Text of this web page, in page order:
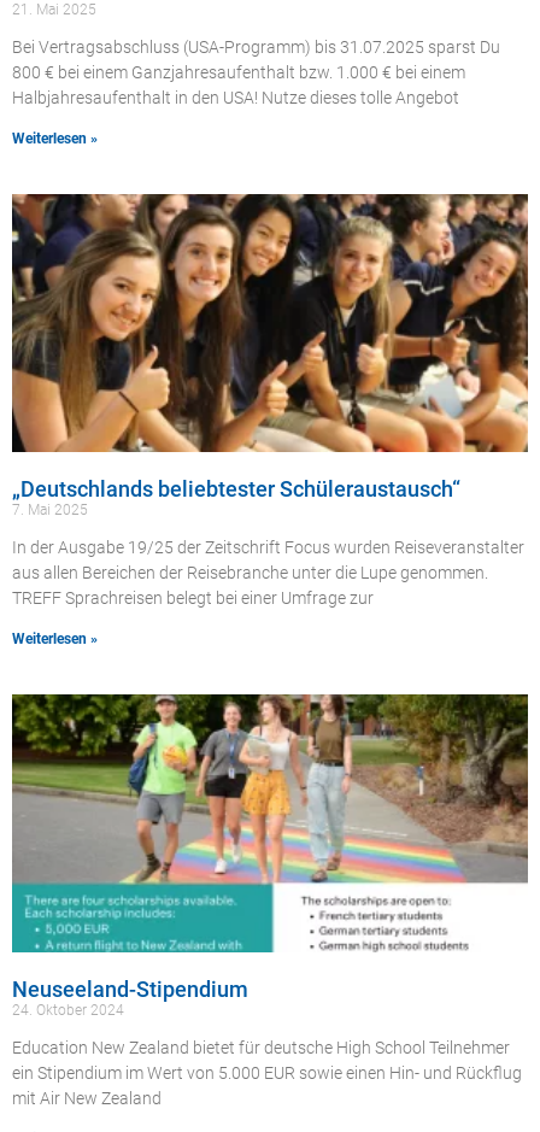
21. Mai 2025
Bei Vertragsabschluss (USA-Programm) bis 31.07.2025 sparst Du
800 € bei einem Ganzjahresaufenthalt bzw. 1.000 € bei einem
Halbjahresaufenthalt in den USA! Nutze dieses tolle Angebot
Weiterlesen »
„Deutschlands beliebtester Schüleraustausch“
7. Mai 2025
In der Ausgabe 19/25 der Zeitschrift Focus wurden Reiseveranstalter
aus allen Bereichen der Reisebranche unter die Lupe genommen.
TREFF Sprachreisen belegt bei einer Umfrage zur
Weiterlesen »
Neuseeland-Stipendium
24. Oktober 2024
Education New Zealand bietet für deutsche High School Teilnehmer
ein Stipendium im Wert von 5.000 EUR sowie einen Hin- und Rückflug
mit Air New Zealand